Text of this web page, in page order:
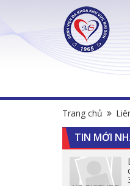
Trang chủ
TIN MỚI